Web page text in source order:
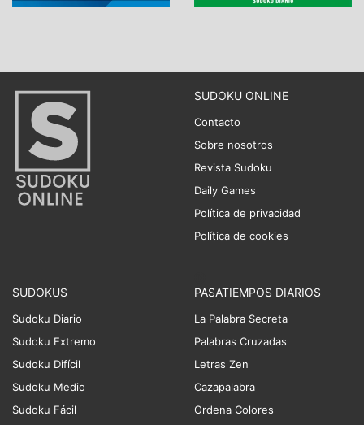
SUDOKU ONLINE
Contacto
Sobre nosotros
Revista Sudoku
Daily Games
Política de privacidad
Política de cookies
SUDOKUS
Sudoku Diario
Sudoku Extremo
Sudoku Difícil
Sudoku Medio
Sudoku Fácil
PASATIEMPOS DIARIOS
La Palabra Secreta
Palabras Cruzadas
Letras Zen
Cazapalabra
Ordena Colores